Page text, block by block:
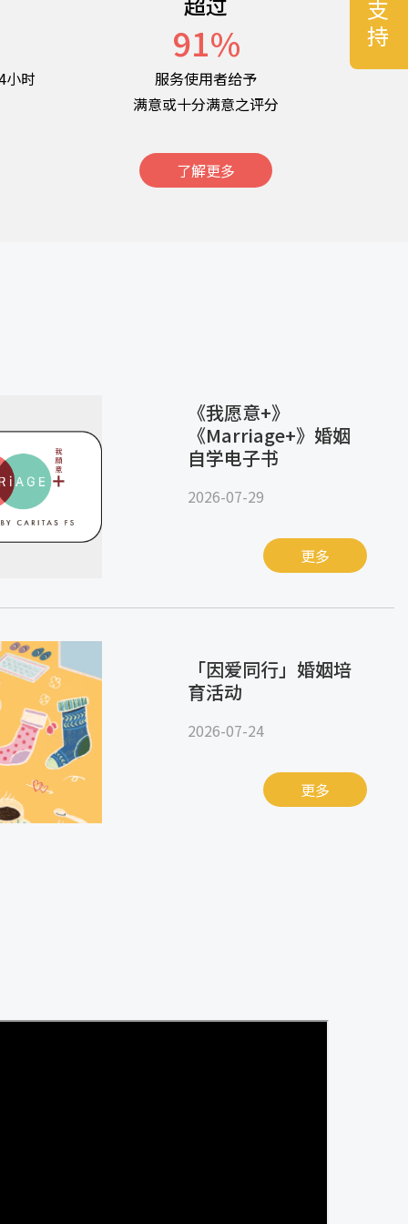
小时
91%
服务使用者给予
满意或十分满意之评分
了解更多
《我愿意+》
《Marriage+》婚姻
自学电子书
2026-07-29
更多
「因爱同行」婚姻培
育活动
2026-07-24
更多